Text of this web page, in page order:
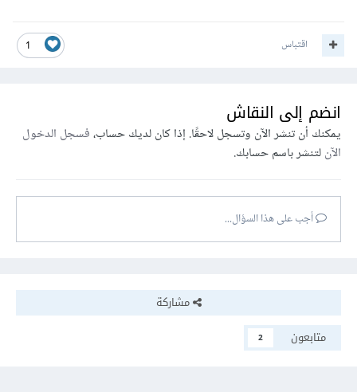
1 اقتباس
انضم إلى النقاش
يمكنك أن تنشر الآن وتسجل لاحقًا. إذا كان لديك حساب،فسجل الدخول
الآنلتنشر باسم حسابك.
أجب على هذا السؤال...
مشاركة
متابعون
2